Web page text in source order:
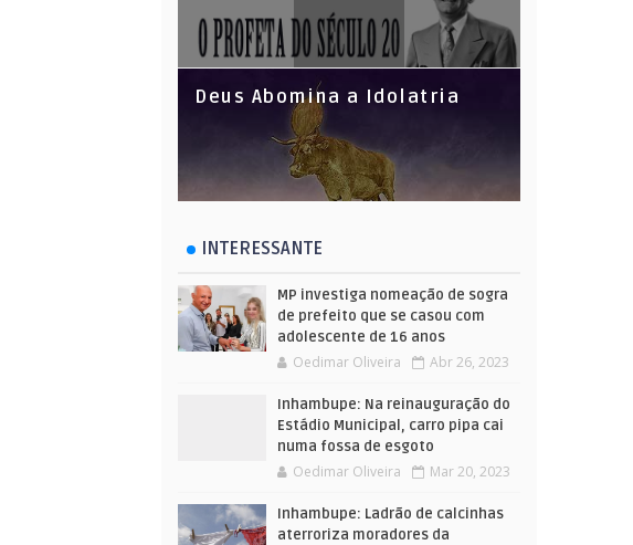
Deus Abomina a Idolatria
INTERESSANTE
MP investiga nomeação de sogra
de prefeito que se casou com
adolescente de 16 anos
Oedimar Oliveira Abr 26, 2023
Inhambupe: Na reinauguração do
Estádio Municipal, carro pipa cai
numa fossa de esgoto
Oedimar Oliveira Mar 20, 2023
Inhambupe: Ladrão de calcinhas
aterroriza moradores da